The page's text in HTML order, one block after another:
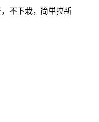
不下栽，简単拉新